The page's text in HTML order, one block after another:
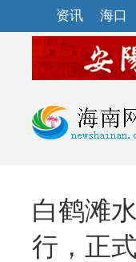
资讯 海口
白鹤滩
行，正